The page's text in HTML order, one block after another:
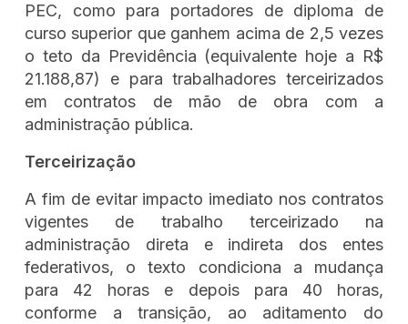
PEC, como para portadores de diploma de
curso superior que ganhem acima de 2,5 vezes
o teto da Previdência (equivalente hoje a R$
21.188,87) e para trabalhadores terceirizados
em contratos de mão de obra com a
administração pública.
Terceirização
A fim de evitar impacto imediato nos contratos
vigentes de trabalho terceirizado na
administração direta e indireta dos entes
federativos, o texto condiciona a mudança
para 42 horas e depois para 40 horas,
conforme a transição, ao aditamento do